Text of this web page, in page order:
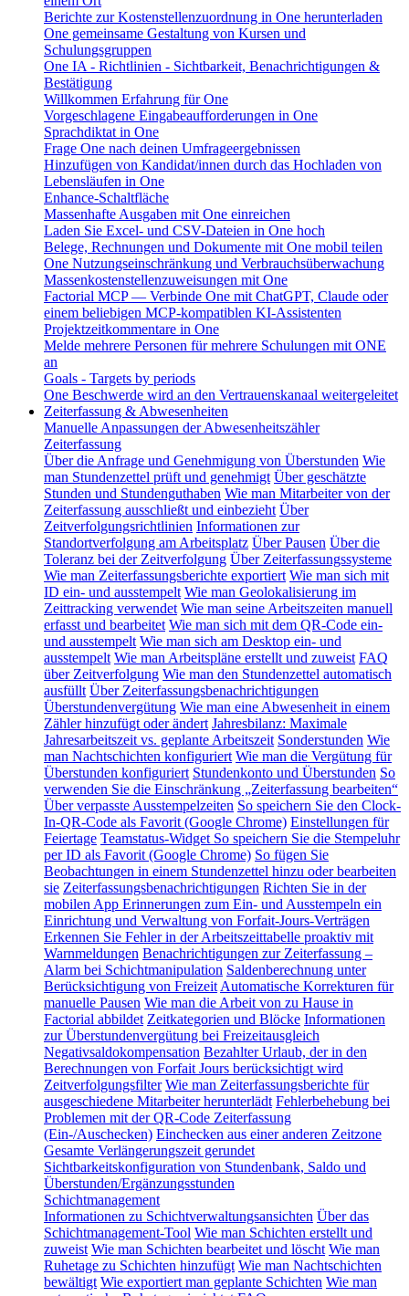
Berichte zur Kostenstellenzuordnung in One herunterladen
One gemeinsame Gestaltung von Kursen und
Schulungsgruppen
One IA - Richtlinien - Sichtbarkeit, Benachrichtigungen &
Bestätigung
Willkommen Erfahrung für One
Vorgeschlagene Eingabeaufforderungen in One
Sprachdiktat in One
Frage One nach deinen Umfrageergebnissen
Hinzufügen von Kandidat/innen durch das Hochladen von
Lebensläufen in One
Enhance-Schaltfläche
Massenhafte Ausgaben mit One einreichen
Laden Sie Excel- und CSV-Dateien in One hoch
Belege, Rechnungen und Dokumente mit One mobil teilen
One Nutzungseinschränkung und Verbrauchsüberwachung
Massenkostenstellenzuweisungen mit One
Factorial MCP — Verbinde One mit ChatGPT, Claude oder
einem beliebigen MCP-kompatiblen KI-Assistenten
Projektzeitkommentare in One
Melde mehrere Personen für mehrere Schulungen mit ONE
an
Goals - Targets by periods
One Beschwerde wird an den Vertrauenskanaal weitergeleitet
Zeiterfassung & Abwesenheiten
Manuelle Anpassungen der Abwesenheitszähler
Zeiterfassung
Über die Anfrage und Genehmigung von Überstunden Wie
man Stundenzettel prüft und genehmigt Über geschätzte
Stunden und Stundenguthaben Wie man Mitarbeiter von der
Zeiterfassung ausschließt und einbezieht Über
Zeitverfolgungsrichtlinien Informationen zur
Standortverfolgung am Arbeitsplatz Über Pausen Über die
Toleranz bei der Zeitverfolgung Über Zeiterfassungssysteme
Wie man Zeiterfassungsberichte exportiert Wie man sich mit
ID ein- und ausstempelt Wie man Geolokalisierung im
Zeittracking verwendet Wie man seine Arbeitszeiten manuell
erfasst und bearbeitet Wie man sich mit dem QR-Code ein-
und ausstempelt Wie man sich am Desktop ein- und
ausstempelt Wie man Arbeitspläne erstellt und zuweist FAQ
über Zeitverfolgung Wie man den Stundenzettel automatisch
ausfüllt Über Zeiterfassungsbenachrichtigungen
Überstundenvergütung Wie man eine Abwesenheit in einem
Zähler hinzufügt oder ändert Jahresbilanz: Maximale
Jahresarbeitszeit vs. geplante Arbeitszeit Sonderstunden Wie
man Nachtschichten konfiguriert Wie man die Vergütung für
Überstunden konfiguriert Stundenkonto und Überstunden So
verwenden Sie die Einschränkung „Zeiterfassung bearbeiten“
Über verpasste Ausstempelzeiten So speichern Sie den Clock-
In-QR-Code als Favorit (Google Chrome) Einstellungen für
Feiertage Teamstatus-Widget So speichern Sie die Stempeluhr
per ID als Favorit (Google Chrome) So fügen Sie
Beobachtungen in einem Stundenzettel hinzu oder bearbeiten
sie Zeiterfassungsbenachrichtigungen Richten Sie in der
mobilen App Erinnerungen zum Ein- und Ausstempeln ein
Einrichtung und Verwaltung von Forfait-Jours-Verträgen
Erkennen Sie Fehler in der Arbeitszeittabelle proaktiv mit
Warnmeldungen Benachrichtigungen zur Zeiterfassung –
Alarm bei Schichtmanipulation Saldenberechnung unter
Berücksichtigung von Freizeit Automatische Korrekturen für
manuelle Pausen Wie man die Arbeit von zu Hause in
Factorial abbildet Zeitkategorien und Blöcke Informationen
zur Überstundenvergütung bei Freizeitausgleich
Negativsaldokompensation Bezahlter Urlaub, der in den
Berechnungen von Forfait Jours berücksichtigt wird
Zeitverfolgungsfilter Wie man Zeiterfassungsberichte für
ausgeschiedene Mitarbeiter herunterlädt Fehlerbehebung bei
Problemen mit der QR-Code Zeiterfassung
(Ein-/Auschecken) Einchecken aus einer anderen Zeitzone
Gesamte Verlängerungszeit gerundet
Sichtbarkeitskonfiguration von Stundenbank, Saldo und
Überstunden/Ergänzungsstunden
Schichtmanagement
Informationen zu Schichtverwaltungsansichten Über das
Schichtmanagement-Tool Wie man Schichten erstellt und
zuweist Wie man Schichten bearbeitet und löscht Wie man
Ruhetage zu Schichten hinzufügt Wie man Nachtschichten
bewältigt Wie exportiert man geplante Schichten Wie man